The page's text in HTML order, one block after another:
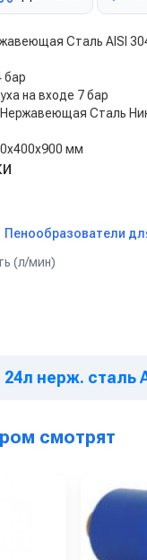
Сталь AISI
бар
на входе 7 бар
Сталь
мм
Пенообразователи
(л/мин)
нерж. сталь
смотрят